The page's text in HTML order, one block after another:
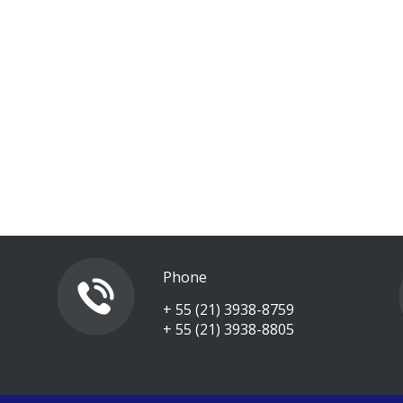
Phone
+ 55 (21) 3938-8759
+ 55 (21) 3938-8805